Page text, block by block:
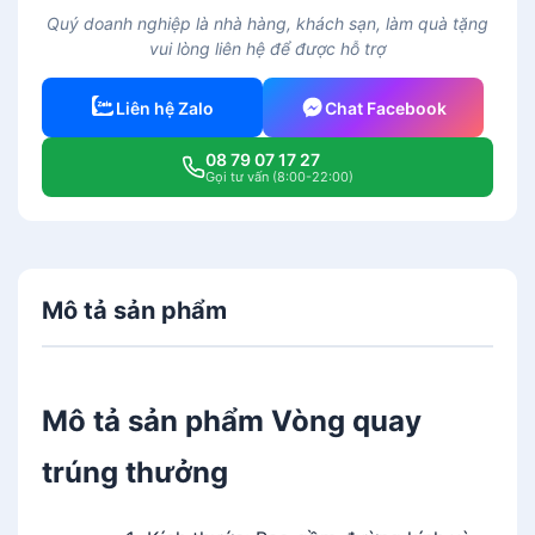
q
a
t
h
ư
n
g
s
Quý doanh nghiệp là nhà hàng, khách sạn, làm quà tặng
vui lòng liên hệ để được hỗ trợ
Liên hệ Zalo Chat Facebook
08 79 07 17 27
Gọi tư vấn (8:00-22:00)
Mô tả sản phẩm
Mô tả sản phẩm Vòng quay
trúng thưởng